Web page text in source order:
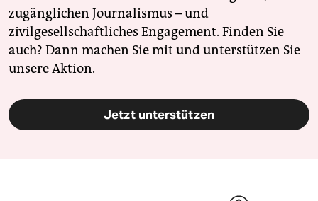
zugänglichen Journalismus – und
zivilgesellschaftliches Engagement. Finden Sie
auch? Dann machen Sie mit und unterstützen Sie
unsere Aktion.
Jetzt unterstützen